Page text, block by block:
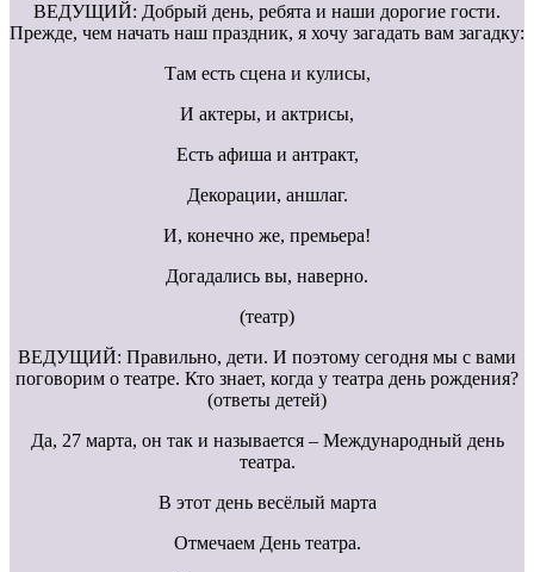
ВЕДУЩИЙ: Добрый день, ребята и наши дорогие гости.
Прежде, чем начать наш праздник, я хочу загадать вам загадку:
Там есть сцена и кулисы,
И актеры, и актрисы,
Есть афиша и антракт,
Декорации, аншлаг.
И, конечно же, премьера!
Догадались вы, наверно.
(театр)
ВЕДУЩИЙ: Правильно, дети. И поэтому сегодня мы с вами
поговорим о театре. Кто знает, когда у театра день рождения?
(ответы детей)
Да, 27 марта, он так и называется – Международный день
театра.
В этот день весёлый марта
Отмечаем День театра.